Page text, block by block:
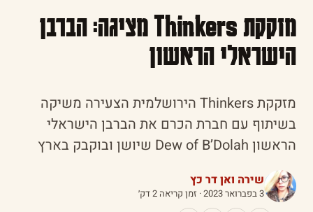
מזקקת Thinkers מציגה: הברבן
הישראלי הראשון
מזקקת Thinkers הירושלמית הצעירה משיקה
בשיתוף עם חברת הכרם את הברבן הישראלי
הראשון Dew of B’Dolah שיושן ובוקבק בארץ
שירה ואן דר כץ
3 בפברואר 2023
· זמן קריאה 2 דק׳